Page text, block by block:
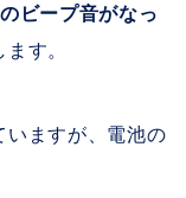
ビープ音がなっ
す。
いますが、電池の